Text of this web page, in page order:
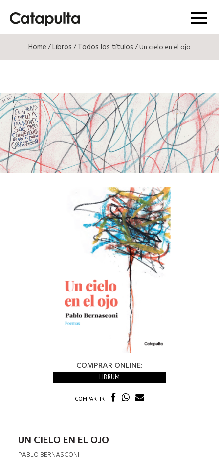
Menú
Home/Libros/Todos los títulos/ Un cielo en el ojo
COMPRAR ONLINE:
LIBRUM
COMPARTIR
UN CIELO EN EL OJO
PABLO BERNASCONI